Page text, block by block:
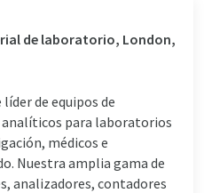
de laboratorio, London,
de equipos de
para laboratorios
médicos e
Nuestra amplia gama de
analizadores, contadores